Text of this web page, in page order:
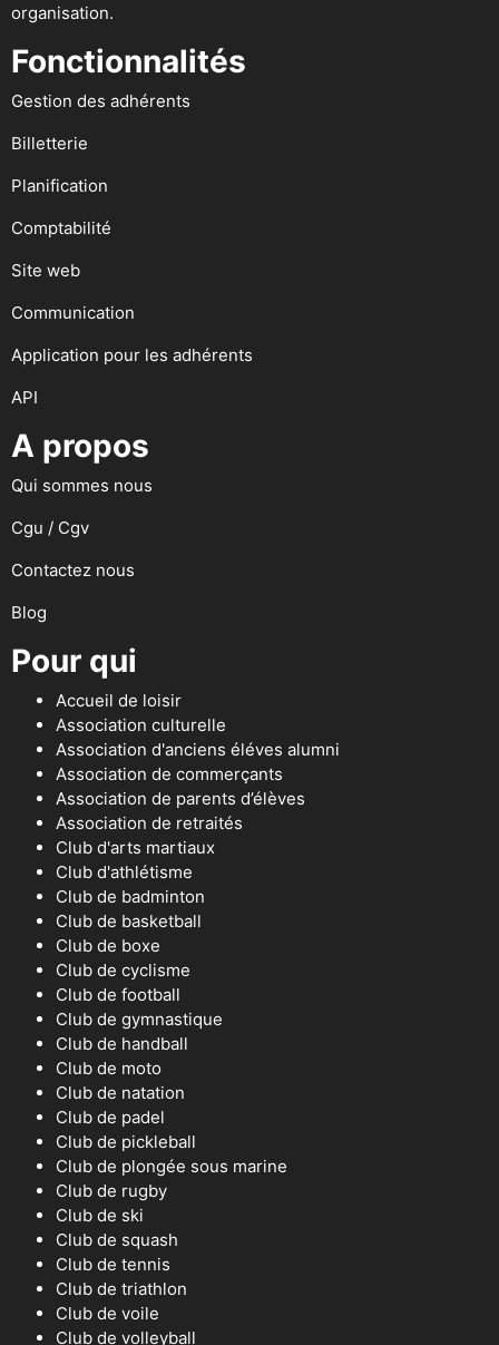
organisation.
Fonctionnalités
Gestion des adhérents
Billetterie
Planification
Comptabilité
Site web
Communication
Application pour les adhérents
API
A propos
Qui sommes nous
Cgu / Cgv
Contactez nous
Blog
Pour qui
Accueil de loisir
Association culturelle
Association d'anciens éléves alumni
Association de commerçants
Association de parents d’élèves
Association de retraités
Club d'arts martiaux
Club d'athlétisme
Club de badminton
Club de basketball
Club de boxe
Club de cyclisme
Club de football
Club de gymnastique
Club de handball
Club de moto
Club de natation
Club de padel
Club de pickleball
Club de plongée sous marine
Club de rugby
Club de ski
Club de squash
Club de tennis
Club de triathlon
Club de voile
Club de volleyball